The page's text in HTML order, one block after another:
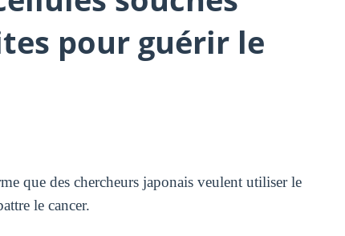
pour guérir le
que des chercheurs japonais veulent utiliser le
le cancer.